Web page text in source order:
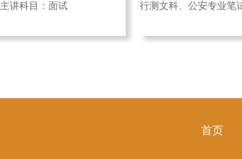
主讲科目：面试
首页